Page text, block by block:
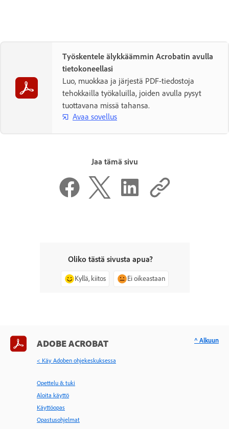
Työskentele älykkäämmin Acrobatin avulla
tietokoneellasi
Luo, muokkaa ja järjestä PDF-tiedostoja
tehokkailla työkaluilla, joiden avulla pysyt
tuottavana missä tahansa.
Avaa sovellus
Jaa tämä sivu
Oliko tästä sivusta apua?
Kyllä, kiitos Ei oikeastaan
ADOBE ACROBAT
< Käy Adoben ohjekeskuksessa
Opettelu & tuki
Aloita käyttö
Käyttöopas
Opastusohjelmat
^ Alkuun